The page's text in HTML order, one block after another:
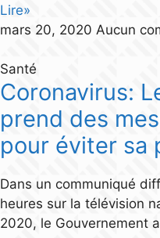
Lire»
mars 20, 2020 Aucun
Santé
Coronavirus:
prend des
pour éviter sa
Dans un communiqué
heures sur la télévision
2020, le Gouvernement